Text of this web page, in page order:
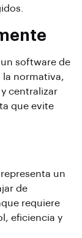
software de
la normativa,
centralizar
que evite
un
de
requiere
eficiencia y